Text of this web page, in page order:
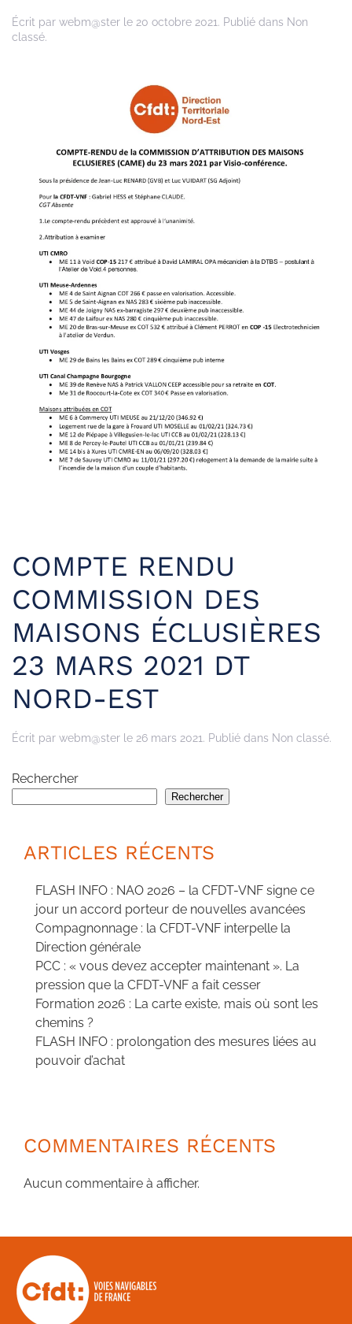
Écrit par webm@ster le 20 octobre 2021. Publié dans Non
classé.
COMPTE RENDU
COMMISSION DES
MAISONS ÉCLUSIÈRES
23 MARS 2021 DT
NORD-EST
Écrit par webm@ster le 26 mars 2021. Publié dans Non classé.
Rechercher
Rechercher
ARTICLES RÉCENTS
FLASH INFO : NAO 2026 – la CFDT-VNF signe ce
jour un accord porteur de nouvelles avancées
Compagnonnage : la CFDT-VNF interpelle la
Direction générale
PCC : « vous devez accepter maintenant ». La
pression que la CFDT-VNF a fait cesser
Formation 2026 : La carte existe, mais où sont les
chemins ?
FLASH INFO : prolongation des mesures liées au
pouvoir d’achat
COMMENTAIRES RÉCENTS
Aucun commentaire à afficher.